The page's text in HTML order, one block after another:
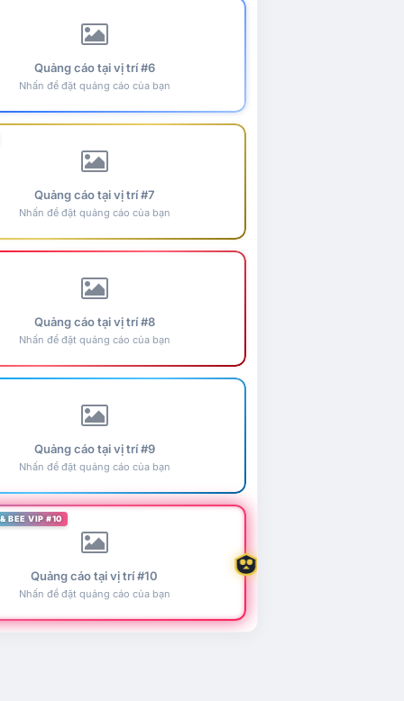
Quảng cáo tại vị trí #6
Nhấn để đặt quảng cáo của bạn
Quảng cáo tại vị trí #7
Nhấn để đặt quảng cáo của bạn
Quảng cáo tại vị trí #8
Nhấn để đặt quảng cáo của bạn
Quảng cáo tại vị trí #9
Nhấn để đặt quảng cáo của bạn
BEE VIP #10
Quảng cáo tại vị trí #10
Nhấn để đặt quảng cáo của bạn